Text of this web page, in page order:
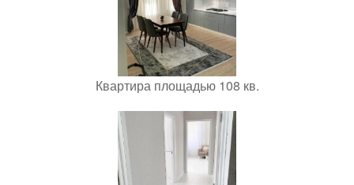
Квартира площадью 108 кв.